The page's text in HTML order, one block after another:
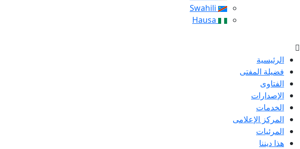
الرئيسية
فضيلة المفتى
الفتاوى
الإصدارات
الخدمات
المركز الإعلامى
المرئيات
هذا ديننا